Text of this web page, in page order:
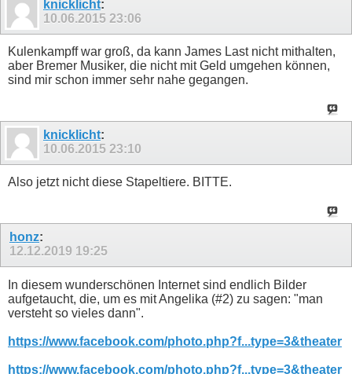
knicklicht:
10.06.2015 23:06
Kulenkampff war groß, da kann James Last nicht mithalten,
aber Bremer Musiker, die nicht mit Geld umgehen können,
sind mir schon immer sehr nahe gegangen.
knicklicht:
10.06.2015 23:10
Also jetzt nicht diese Stapeltiere. BITTE.
honz:
12.12.2019 19:25
In diesem wunderschönen Internet sind endlich Bilder
aufgetaucht, die, um es mit Angelika (#2) zu sagen: "man
versteht so vieles dann".
https://www.facebook.com/photo.php?f...type=3&theater
https://www.facebook.com/photo.php?f...type=3&theater